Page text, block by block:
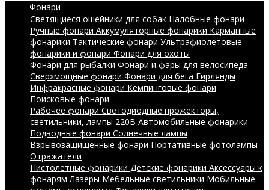
Фонари
Светящиеся ошейники для собак Налобные фонари
Ручные фонари Аккумуляторные фонарики Карманные
фонарики Тактические фонари Ультрафиолетовые
фонарики и фонари Фонари для охоты
Фонари для рыбалки Фонари и фары для велосипеда
Сверхмощные фонари Фонари для бега Гирлянды
Инфракрасные фонари Кемпинговые фонари
Поисковые фонари
Рабочее фонари Светодиодные прожекторы,
светильники, лампы 220В Автомобильные фонарики
Подводные фонари Солнечные лампы
Взрывозащищенные фонари Портативные фотолампы
Отражатели
Пистолетные фонарики Детские фонарики Аксессуары к
фонарям Лазеры Мебельные светильники Мобильные